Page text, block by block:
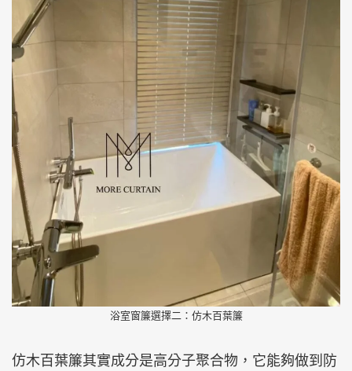
浴室窗簾選擇二：仿木百葉簾
仿木百葉簾其實成分是高分子聚合物，它能夠做到防